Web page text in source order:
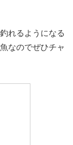
れるようになる
なのでぜひチャ